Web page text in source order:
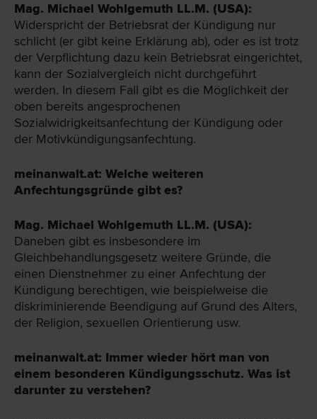
Mag. Michael Wohlgemuth LL.M. (USA):
Widerspricht der Betriebsrat der Kündigung nur
schlicht (er gibt keine Erklärung ab), oder es ist trotz
der Verpflichtung dazu kein Betriebsrat eingerichtet,
kann der Sozialvergleich nicht durchgeführt
werden. In diesem Fall gibt es die Möglichkeit der
oben bereits angesprochenen
Sozialwidrigkeitsanfechtung der Kündigung oder
der Motivkündigungsanfechtung.
meinanwalt.at: Welche weiteren
Anfechtungsgründe gibt es?
Mag. Michael Wohlgemuth LL.M. (USA):
Daneben gibt es insbesondere im
Gleichbehandlungsgesetz weitere Gründe, die
einen Dienstnehmer zu einer Anfechtung der
Kündigung berechtigen, wie beispielweise die
diskriminierende Beendigung auf Grund des Alters,
der Religion, sexuellen Orientierung usw.
meinanwalt.at: Immer wieder hört man von
einem besonderen Kündigungsschutz. Was ist
darunter zu verstehen?